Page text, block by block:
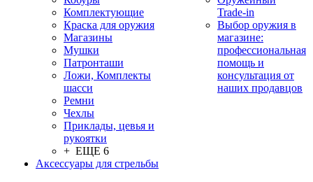
Комплектующие
Краска для оружия
Магазины
Мушки
Патронташи
Ложи, Комплекты
шасси
Ремни
Чехлы
Приклады, цевья и
рукоятки
+ ЕЩЕ 6
Аксессуары для стрельбы
Trade-in
Выбор оружия в
магазине:
профессиональная
помощь и
консультация от
наших продавцов